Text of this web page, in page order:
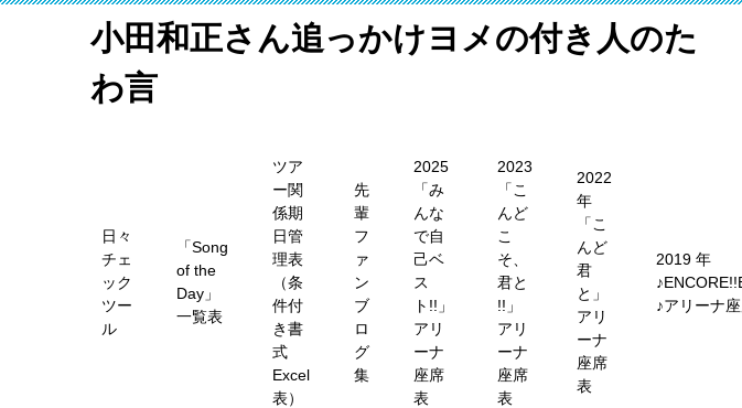
小田和正さん追っかけヨメの付き人のた
わ言
日々
チェ
ック
ツー
ル
「Song
of the
Day」
一覧表
ツア
ー関
係期
日管
理表
（条
件付
き書
式
Excel
表）
先
輩
フ
ァ
ン
ブ
ロ
グ
集
2025
「み
んな
で自
己ベ
ス
ト!!」
アリ
ーナ
座席
表
2023
「こ
んど
こ
そ、
君と
!!」
アリ
ーナ
座席
表
2022
年
「こ
んど
君
と」
アリ
ーナ
座席
表
2019 年
♪アリーナ